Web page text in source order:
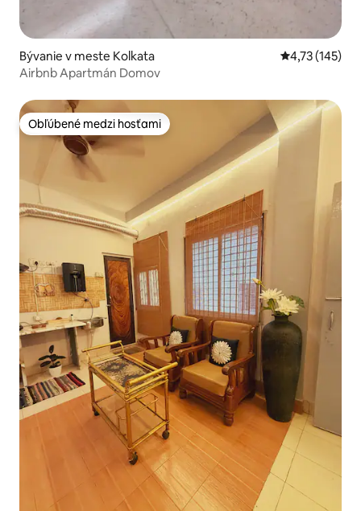
Bývanie v meste Kolkata Priemerné
4,73 (145)
Airbnb Apartmán Domov
Obľúbené medzi hosťami
Obľúbené medzi hosťami